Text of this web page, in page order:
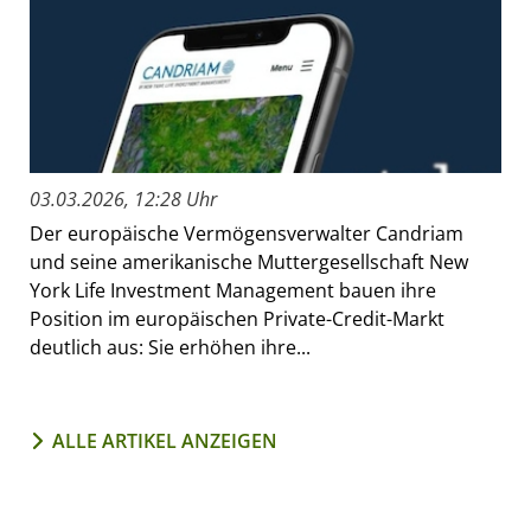
03.03.2026, 12:28 Uhr
Der europäische Vermögensverwalter Candriam
und seine amerikanische Muttergesellschaft New
York Life Investment Management bauen ihre
Position im europäischen Private-Credit-Markt
deutlich aus: Sie erhöhen ihre...
ALLE ARTIKEL ANZEIGEN